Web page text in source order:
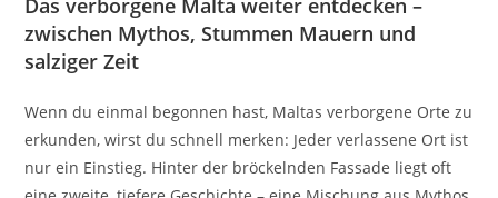
zwischen Mythos, Stummen Mauern und
salziger Zeit
Wenn du einmal begonnen hast, Maltas verborgene Orte zu
erkunden, wirst du schnell merken: Jeder verlassene Ort ist
nur ein Einstieg. Hinter der bröckelnden Fassade liegt oft